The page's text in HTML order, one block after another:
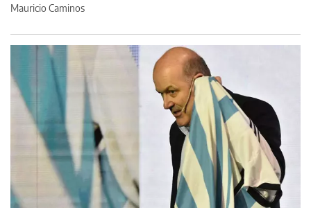
Mauricio Caminos